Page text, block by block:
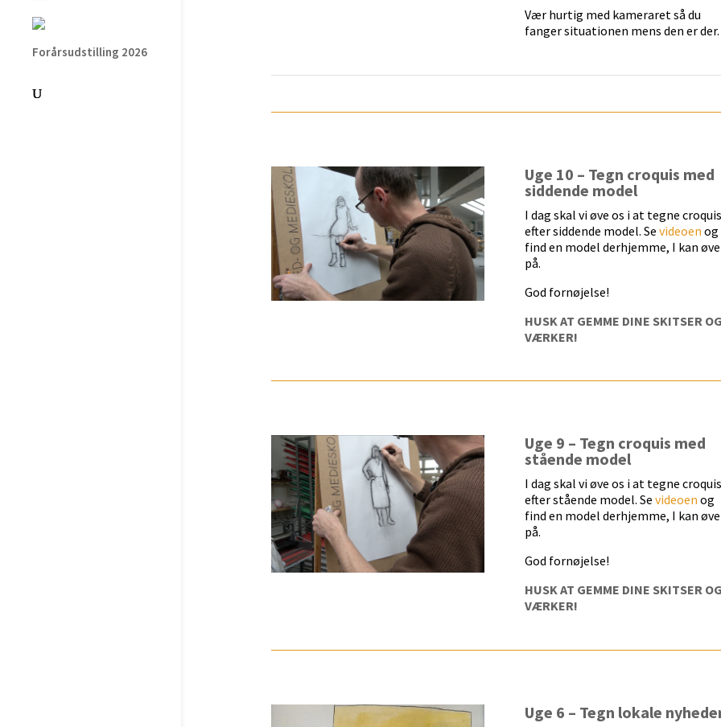
Forårsudstilling 2026
Vær hurtig med kameraret så du
fanger situationen mens den er der.
Uge 10 – Tegn croquis med
siddende model
I dag skal vi øve os i at tegne croquis
efter siddende model. Se videoen og
find en model derhjemme, I kan
på.
God fornøjelse!
HUSK AT GEMME DINE SKITSER OG
VÆRKER!
Uge 9 – Tegn croquis med
stående model
I dag skal vi øve os i at tegne croquis
efter stående model. Se videoen og
find en model derhjemme, I kan
på.
God fornøjelse!
HUSK AT GEMME DINE SKITSER OG
VÆRKER!
Uge 6 – Tegn lokale